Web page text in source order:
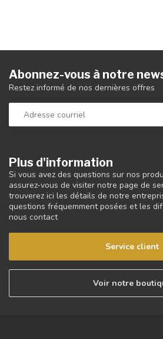
Plus d'information
Si vous avez des questions sur nos
assurez-vous de visiter notre page de
trouverez ici les détails de notre
questions fréquemment posées et les
nous contact
Service client
Voir notre
Abonnez-vous à notre
Restez informé de nos dernières offres